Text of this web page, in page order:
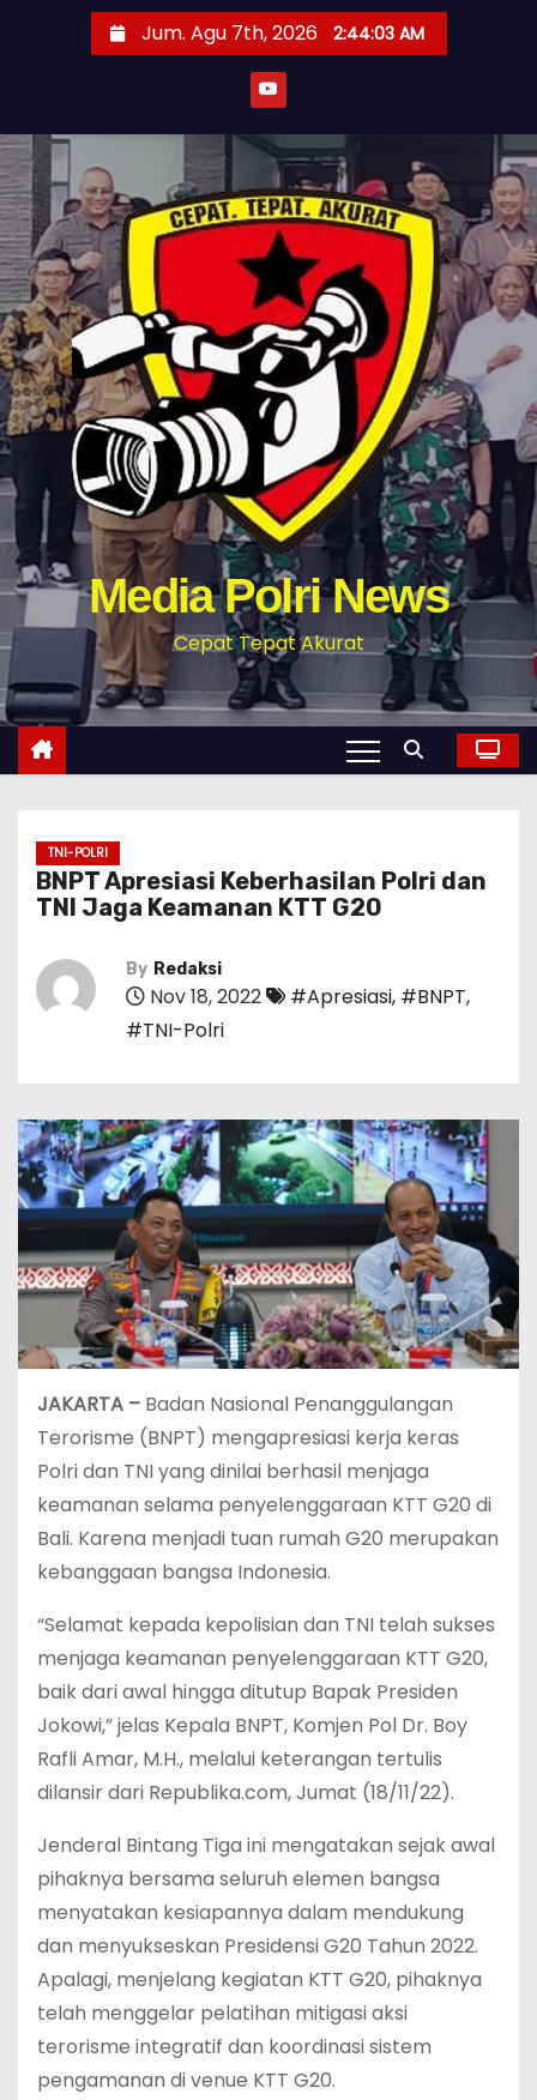
t
o
c
o
n
t
e
n
t
Jum. Agu 7th, 2026 2:44:05 AM
Media Polri News
Cepat Tepat Akurat
TNI-POLRI
BNPT Apresiasi Keberhasilan Polri dan
TNI Jaga Keamanan KTT G20
By Redaksi
Nov 18, 2022 #Apresiasi, #BNPT,
#TNI-Polri
JAKARTA – Badan Nasional Penanggulangan
Terorisme (BNPT) mengapresiasi kerja keras
Polri dan TNI yang dinilai berhasil menjaga
keamanan selama penyelenggaraan KTT G20 di
Bali. Karena menjadi tuan rumah G20 merupakan
kebanggaan bangsa Indonesia.
“Selamat kepada kepolisian dan TNI telah sukses
menjaga keamanan penyelenggaraan KTT G20,
baik dari awal hingga ditutup Bapak Presiden
Jokowi,” jelas Kepala BNPT, Komjen Pol Dr. Boy
Rafli Amar, M.H., melalui keterangan tertulis
dilansir dari Republika.com, Jumat (18/11/22).
Jenderal Bintang Tiga ini mengatakan sejak awal
pihaknya bersama seluruh elemen bangsa
menyatakan kesiapannya dalam mendukung
dan menyukseskan Presidensi G20 Tahun 2022.
Apalagi, menjelang kegiatan KTT G20, pihaknya
telah menggelar pelatihan mitigasi aksi
terorisme integratif dan koordinasi sistem
pengamanan di venue KTT G20.